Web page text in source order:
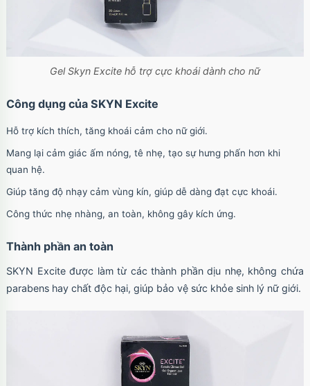
Gel Skyn Excite hỗ trợ cực khoái dành cho nữ
Công dụng của SKYN Excite
Hỗ trợ kích thích, tăng khoái cảm cho nữ giới.
Mang lại cảm giác ấm nóng, tê nhẹ, tạo sự hưng phấn hơn khi
quan hệ.
Giúp tăng độ nhạy cảm vùng kín, giúp dễ dàng đạt cực khoái.
Công thức nhẹ nhàng, an toàn, không gây kích ứng.
Thành phần an toàn
SKYN Excite được làm từ các thành phần dịu nhẹ, không chứa
parabens hay chất độc hại, giúp bảo vệ sức khỏe sinh lý nữ giới.